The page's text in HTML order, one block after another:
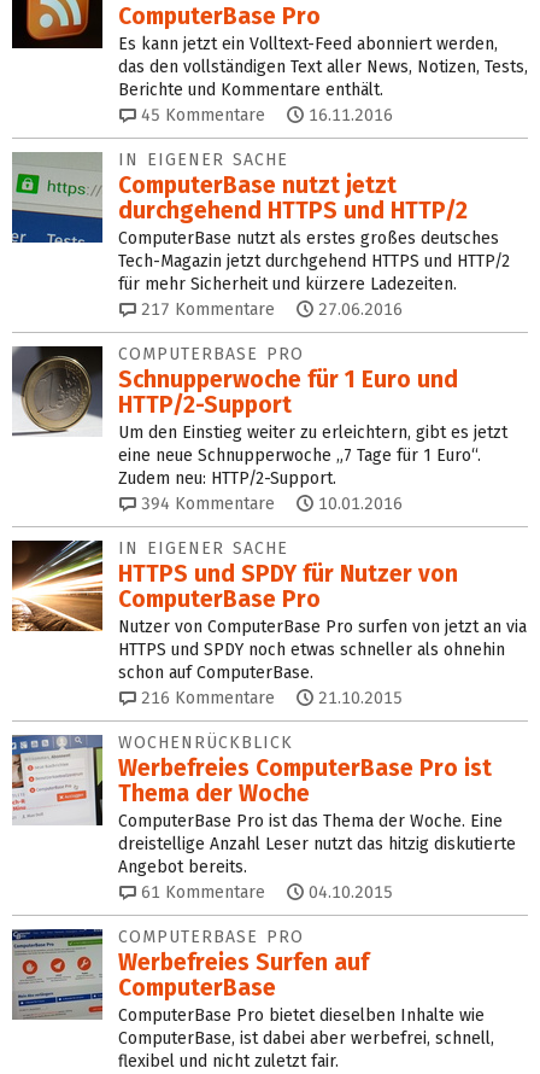
ComputerBase Pro
Es kann jetzt ein Volltext-Feed abonniert werden,
das den vollständigen Text aller News, Notizen, Tests,
Berichte und Kommentare enthält.
45 Kommentare 16.11.2016
IN EIGENER SACHE
ComputerBase nutzt jetzt
durchgehend HTTPS und HTTP/2
ComputerBase nutzt als erstes großes deutsches
Tech-Magazin jetzt durchgehend HTTPS und HTTP/2
für mehr Sicherheit und kürzere Ladezeiten.
217 Kommentare 27.06.2016
COMPUTERBASE PRO
Schnupperwoche für 1 Euro und
HTTP/2-Support
Um den Einstieg weiter zu erleichtern, gibt es jetzt
eine neue Schnupperwoche „7 Tage für 1 Euro“.
Zudem neu: HTTP/2-Support.
394 Kommentare 10.01.2016
IN EIGENER SACHE
HTTPS und SPDY für Nutzer von
ComputerBase Pro
Nutzer von ComputerBase Pro surfen von jetzt an via
HTTPS und SPDY noch etwas schneller als ohnehin
schon auf ComputerBase.
216 Kommentare 21.10.2015
WOCHENRÜCKBLICK
Werbefreies ComputerBase Pro ist
Thema der Woche
ComputerBase Pro ist das Thema der Woche. Eine
dreistellige Anzahl Leser nutzt das hitzig diskutierte
Angebot bereits.
61 Kommentare 04.10.2015
COMPUTERBASE PRO
Werbefreies Surfen auf
ComputerBase
ComputerBase Pro bietet dieselben Inhalte wie
ComputerBase, ist dabei aber werbefrei, schnell,
flexibel und nicht zuletzt fair.